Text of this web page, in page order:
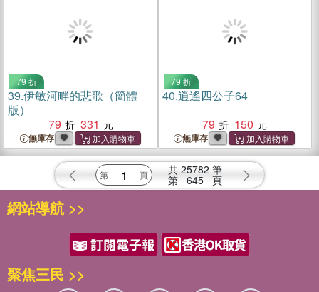
79 折
39.伊敏河畔的悲歌（簡體
版）
79
331
無庫存
79 折
40.逍遙四公子64
79
150
無庫存
共 25782 筆
第 645 頁
網站導航 >>
聚焦三民 >>